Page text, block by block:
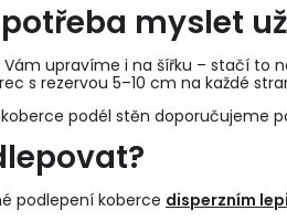
myslet
upravíme i na šířku – stačí to
s rezervou 5–10 cm na každé
podél stěn doporučujeme
podlepení koberce disperzním